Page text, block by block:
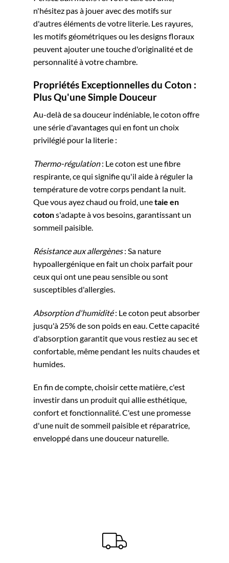
n'hésitez pas à jouer avec des motifs sur
d'autres éléments de votre literie. Les rayures,
les motifs géométriques ou les designs floraux
peuvent ajouter une touche d'originalité et de
personnalité à votre chambre.
Propriétés Exceptionnelles du Coton :
Plus Qu'une Simple Douceur
Au-delà de sa douceur indéniable, le coton offre
une série d'avantages qui en font un choix
privilégié pour la literie :
Thermo-régulation: Le coton est une fibre
respirante, ce qui signifie qu'il aide à réguler la
température de votre corps pendant la nuit.
Que vous ayez chaud ou froid, unetaie en
cotons'adapte à vos besoins, garantissant un
sommeil paisible.
Résistance aux allergènes: Sa nature
hypoallergénique en fait un choix parfait pour
ceux qui ont une peau sensible ou sont
susceptibles d'allergies.
Absorption d'humidité: Le coton peut absorber
jusqu'à 25% de son poids en eau. Cette capacité
d'absorption garantit que vous restiez au sec et
confortable, même pendant les nuits chaudes et
humides.
En fin de compte, choisir cette matière, c'est
investir dans un produit qui allie esthétique,
confort et fonctionnalité. C'est une promesse
d'une nuit de sommeil paisible et réparatrice,
enveloppé dans une douceur naturelle.